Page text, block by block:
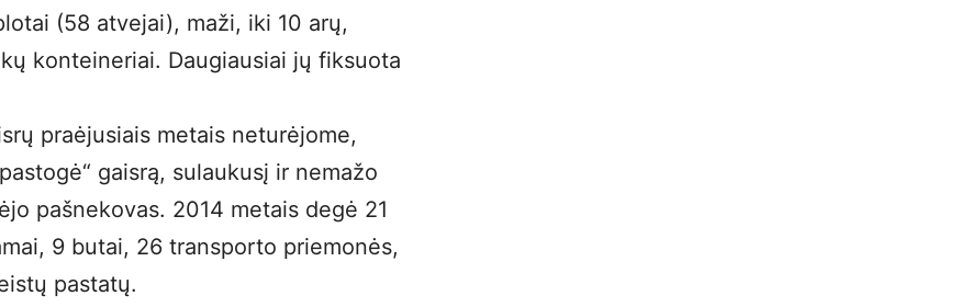
(58 atvejai), maži, iki 10 arų,
konteineriai. Daugiausiai jų fiksuota
praėjusiais metais neturėjome,
gaisrą, sulaukusį ir nemažo
pašnekovas. 2014 metais degė 21
9 butai, 26 transporto priemonės,
pastatų.